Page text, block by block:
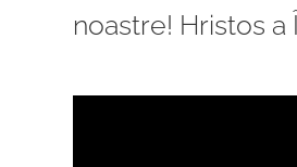
noastre! Hristos a